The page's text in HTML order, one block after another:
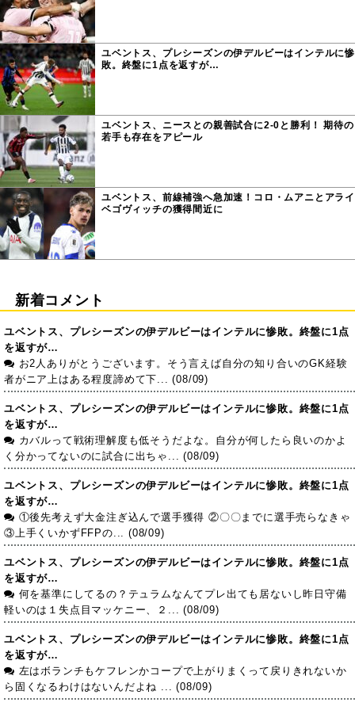
ユベントス、プレシーズンの伊デルビーはインテルに惨
敗。終盤に1点を返すが…
ユベントス、ニースとの親善試合に2-0と勝利！ 期待の
若手も存在をアピール
ユベントス、前線補強へ急加速！コロ・ムアニとアライ
ベゴヴィッチの獲得間近に
新着コメント
ユベントス、プレシーズンの伊デルビーはインテルに惨敗。終盤に1点
を返すが…
お2人ありがとうございます。そう言えば自分の知り合いのGK経験
者がニア上はある程度諦めて下... (08/09)
ユベントス、プレシーズンの伊デルビーはインテルに惨敗。終盤に1点
を返すが…
カバルって戦術理解度も低そうだよな。自分が何したら良いのかよ
く分かってないのに試合に出ちゃ... (08/09)
ユベントス、プレシーズンの伊デルビーはインテルに惨敗。終盤に1点
を返すが…
①後先考えず大金注ぎ込んで選手獲得 ②〇〇までに選手売らなきゃ
③上手くいかずFFPの... (08/09)
ユベントス、プレシーズンの伊デルビーはインテルに惨敗。終盤に1点
を返すが…
何を基準にしてるの？テュラムなんてプレ出ても居ないし昨日守備
軽いのは１失点目マッケニー、２... (08/09)
ユベントス、プレシーズンの伊デルビーはインテルに惨敗。終盤に1点
を返すが…
左はボランチもケフレンかコープで上がりまくって戻りきれないか
ら固くなるわけはないんだよね ... (08/09)